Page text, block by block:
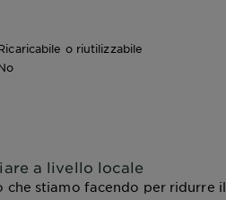
o riutilizzabile
a livello locale
che stiamo facendo per ridurre il